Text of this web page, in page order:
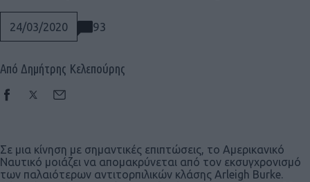
24/03/2020 93
Από Δημήτρης Κελεπούρης
Σε μια κίνηση με σημαντικές επιπτώσεις, το Αμερικανικό
Ναυτικό μοιάζει να απομακρύνεται από τον εκσυγχρονισμό
των παλαιότερων αντιτορπιλικών κλάσης Arleigh Burke.